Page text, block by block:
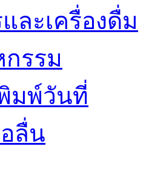
ละเครื่องดื่ม
รรม
มพ์วันที่
ลื่น